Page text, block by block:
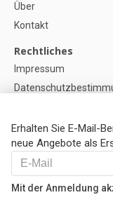
Erhalten Sie E-Mail-
neue Angebote als
Mit der Anmeldung
Über
Kontakt
Rechtliches
Impressum
Cookie-Einstellunge
Hilfe
FAQ
Unsere Partner